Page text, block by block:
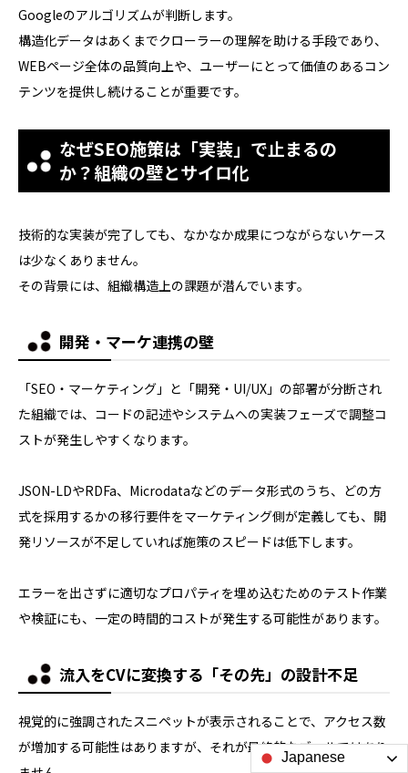
Googleのアルゴリズムが判断します。
構造化データはあくまでクローラーの理解を助ける手段であり、
WEBページ全体の品質向上や、ユーザーにとって価値のあるコン
テンツを提供し続けることが重要です。
なぜSEO施策は「実装」で止まるの
か？組織の壁とサイロ化
技術的な実装が完了しても、なかなか成果につながらないケース
は少なくありません。
その背景には、組織構造上の課題が潜んでいます。
開発・マーケ連携の壁
「SEO・マーケティング」と「開発・UI/UX」の部署が分断され
た組織では、コードの記述やシステムへの実装フェーズで調整コ
ストが発生しやすくなります。
JSON-LDやRDFa、Microdataなどのデータ形式のうち、どの方
式を採用するかの移行要件をマーケティング側が定義しても、開
発リソースが不足していれば施策のスピードは低下します。
エラーを出さずに適切なプロパティを埋め込むためのテスト作業
や検証にも、一定の時間的コストが発生する可能性があります。
流入をCVに変換する「その先」の設計不足
視覚的に強調されたスニペットが表示されることで、アクセス数
が増加する可能性はありますが、それが最終的なゴールではあり
Japanese